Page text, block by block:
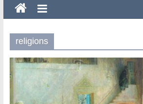
et
Analyses
religions